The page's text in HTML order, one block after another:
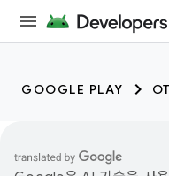
GOOGLE PLAY